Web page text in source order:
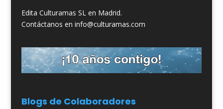
Edita Culturamas SL en Madrid.
Contáctanos en info@culturamas.com
Blogs de Colaboradores